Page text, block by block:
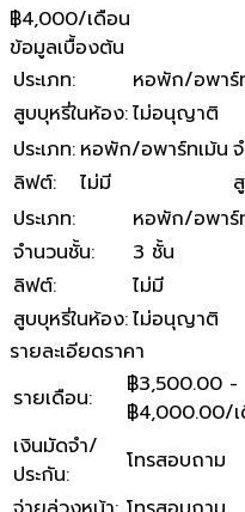
฿4,000/เดือน
ข้อมูลเบื้องต้น
ประเภท: หอพัก/อพาร์
สูบบุหรี่ในห้อง:ไม่อนุญาติ
ประเภท: หอพัก/อพาร์ทเม้น
ลิฟต์: ไม่มี
ประเภท:
หอพัก/อพาร์
จำนวนชั้น:
3 ชั้น
ลิฟต์:
ไม่มี
สูบบุหรี่ในห้อง:ไม่อนุญาติ
รายละเอียดราคา
รายเดือน:
฿3,500.00 -
฿4,000.00/
เงินมัดจำ/
ประกัน: โทรสอบถาม